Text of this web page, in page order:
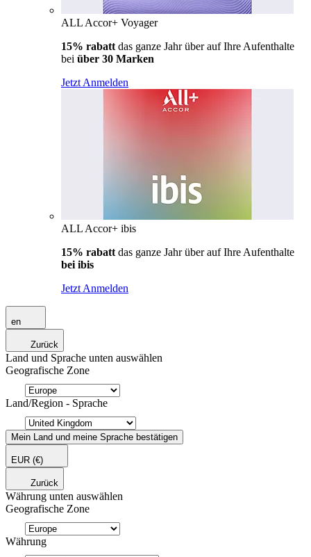
ALL Accor+ Voyager
15% rabatt das ganze Jahr über auf Ihre Aufenthalte
bei über 30 Marken
Jetzt Anmelden
ALL Accor+ ibis
15% rabatt das ganze Jahr über auf Ihre Aufenthalte
bei ibis
Jetzt Anmelden
en
Zurück
Land und Sprache unten auswählen
Geografische Zone
Land/Region - Sprache
Mein Land und meine Sprache bestätigen
EUR (€)
Zurück
Währung unten auswählen
Geografische Zone
Währung